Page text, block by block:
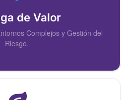
de Valor
Complejos y Gestión del
Riesgo.